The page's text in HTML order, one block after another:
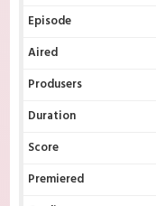
Episode
Aired
Produsers
Duration
Score
Premiered